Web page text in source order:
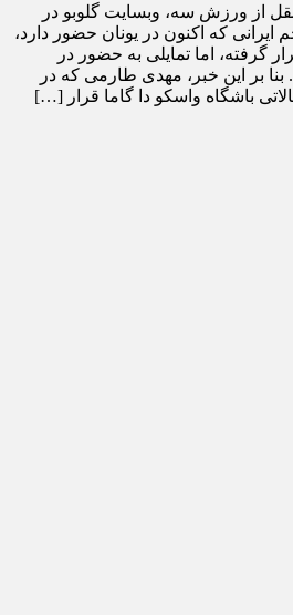
از ورزش سه، وبسایت گلوبو در
که اکنون در یونان حضور دارد،
گرفته، اما تمایلی به حضور در
بر این خبر، مهدی طارمی که در
باشگاه واسکو دا گاما قرار […]